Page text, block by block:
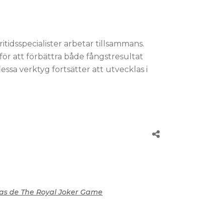
arbetar tillsammans.
att förbättra både fångstresultat
verktyg fortsätter att utvecklas i
de The Royal Joker Game